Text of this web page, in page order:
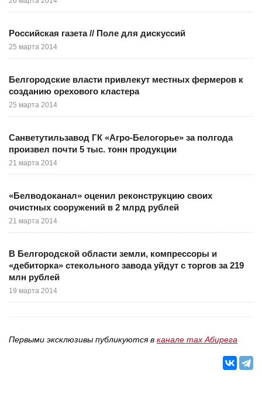
Российская газета // Поле для дискуссий
25 марта 2014
Белгородские власти привлекут местных фермеров к
созданию орехового кластера
25 марта 2014
Санветутильзавод ГК «Агро-Белогорье» за полгода
произвел почти 5 тыс. тонн продукции
21 марта 2014
«Белводоканал» оценил реконструкцию своих
очистных сооружений в 2 млрд рублей
21 марта 2014
В Белгородской области земли, компрессоры и
«дебиторка» стекольного завода уйдут с торгов за 219
млн рублей
19 марта 2014
Первыми эксклюзивы публикуются в канале max Абирега